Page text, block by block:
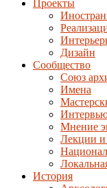
Проекты
Дизайн
Сообщество
Союз
Имена
Мнение
Лекции и
История